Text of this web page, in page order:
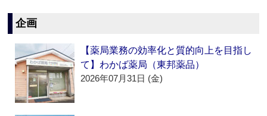
企画
【薬局業務の効率化と質的向上を目指し
て】わかば薬局（東邦薬品）
2026年07月31日 (金)